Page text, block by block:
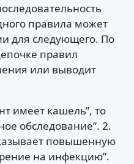
правила может
для следующего. По
правил
или выводит
имеет кашель”, то
обследование”. 2.
повышенную
на инфекцию”.